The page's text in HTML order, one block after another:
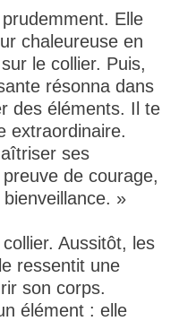
Elle
chaleureuse en
le collier. Puis,
résonna dans
des éléments. Il te
extraordinaire.
ses
de courage,
»
Aussitôt, les
ressentit une
son corps.
élément : elle